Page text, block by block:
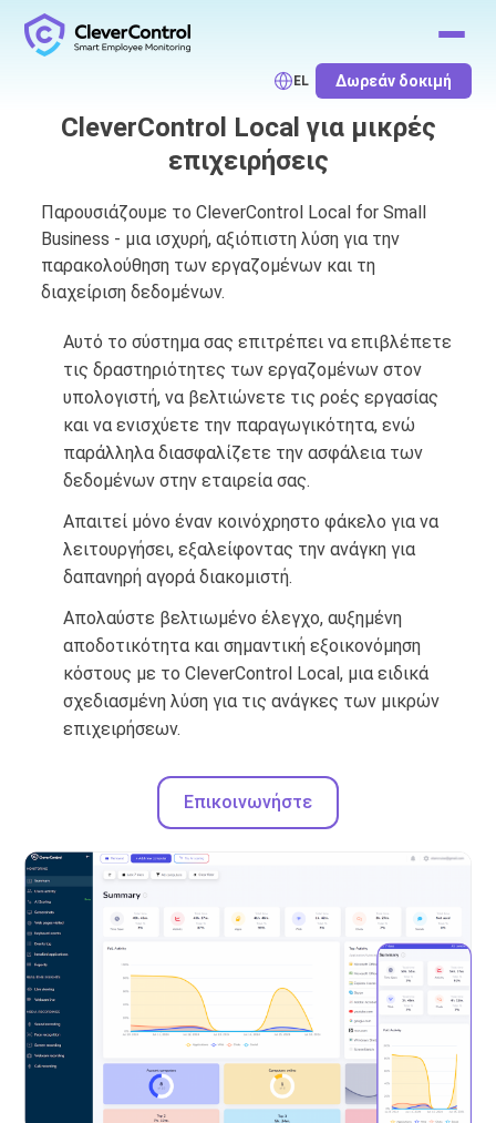
EL Δωρεάν δοκιμή
CleverControl Local για μικρές
επιχειρήσεις
Παρουσιάζουμε το CleverControl Local for Small
Business - μια ισχυρή, αξιόπιστη λύση για την
παρακολούθηση των εργαζομένων και τη
διαχείριση δεδομένων.
Αυτό το σύστημα σας επιτρέπει να επιβλέπετε
τις δραστηριότητες των εργαζομένων στον
υπολογιστή, να βελτιώνετε τις ροές εργασίας
και να ενισχύετε την παραγωγικότητα, ενώ
παράλληλα διασφαλίζετε την ασφάλεια των
δεδομένων στην εταιρεία σας.
Απαιτεί μόνο έναν κοινόχρηστο φάκελο για να
λειτουργήσει, εξαλείφοντας την ανάγκη για
δαπανηρή αγορά διακομιστή.
Απολαύστε βελτιωμένο έλεγχο, αυξημένη
αποδοτικότητα και σημαντική εξοικονόμηση
κόστους με το CleverControl Local, μια ειδικά
σχεδιασμένη λύση για τις ανάγκες των μικρών
επιχειρήσεων.
Επικοινωνήστε